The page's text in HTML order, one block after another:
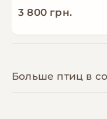
3 800 грн.
Больше птиц в